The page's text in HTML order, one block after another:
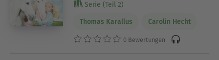
Serie (Teil 2)
Thomas Karallus Carolin Hecht
0 Bewertungen